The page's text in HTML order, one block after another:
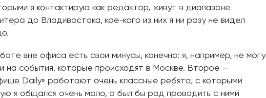
я контактирую как редактор, живут в диапазоне
до Владивостока, кое-кого из них я ни разу не видел
вне офиса есть свои минусы, конечно: я, например, не могу
на события, которые происходят в Москве. Второе —
Daily» работают очень классные ребята, с которыми
я общался очень мало, а был бы рад проводить с ними